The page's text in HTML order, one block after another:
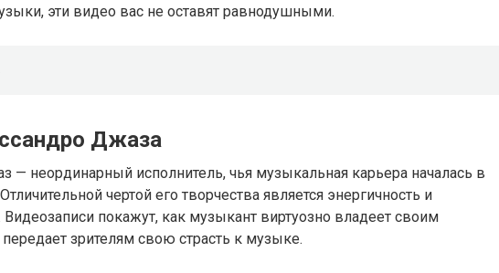
эти видео вас не оставят равнодушными.
Джаза
— неординарный исполнитель, чья музыкальная карьера началась в
чертой его творчества является энергичность и
Видеозаписи покажут, как музыкант виртуозно владеет своим
зрителям свою страсть к музыке.